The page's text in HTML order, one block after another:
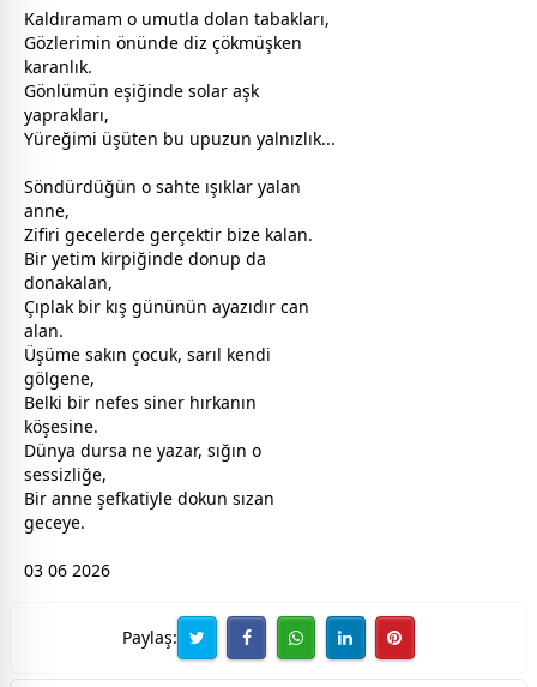
​Kaldıramam o umutla dolan tabakları,
Gözlerimin önünde diz çökmüşken
karanlık.
Gönlümün eşiğinde solar aşk
yaprakları,
Yüreğimi üşüten bu upuzun yalnızlık...
​Söndürdüğün o sahte ışıklar yalan
anne,
Zifiri gecelerde gerçektir bize kalan.
Bir yetim kirpiğinde donup da
donakalan,
Çıplak bir kış gününün ayazıdır can
alan.
​Üşüme sakın çocuk, sarıl kendi
gölgene,
Belki bir nefes siner hırkanın
köşesine.
Dünya dursa ne yazar, sığın o
sessizliğe,
Bir anne şefkatiyle dokun sızan
geceye.
03 06 2026
Paylaş: